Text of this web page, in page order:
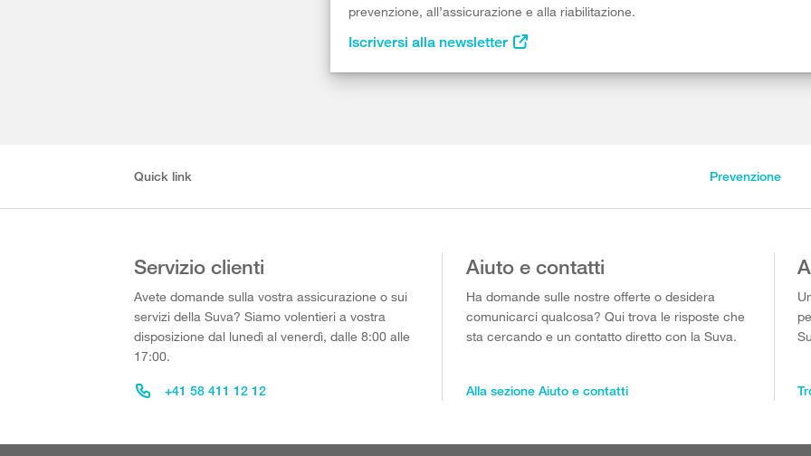
prevenzione, all’assicurazione e alla riabilitazione.
Iscriversi alla newsletter
Quick link Prevenzione
Servizio clienti
Avete domande sulla vostra assicurazione o sui
servizi della Suva? Siamo volentieri a vostra
disposizione dal lunedì al venerdì, dalle 8:00 alle
17:00.
+41 58 411 12 12
Aiuto e contatti
Ha domande sulle nostre offerte o desidera
comunicarci qualcosa? Qui trova le risposte che
sta cercando e un contatto diretto con la Suva.
Alla sezione Aiuto e contatti